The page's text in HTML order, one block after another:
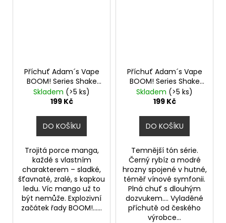
Příchuť Adam´s Vape
BOOM! Series Shake
and Vape 5ml Tripple
Mango
Skladem (>5 ks)
199 Kč
DO KOŠÍKU
Trojitá porce manga,
každé s vlastním
charakterem – sladké,
šťavnaté, zralé, s kapkou
ledu. Víc mango už to
být nemůže. Explozivní
začátek řady BOOM!......
Příchuť Adam´s Vape
BOOM! Series Shake
and Vape 5ml Dark
Currant
Skladem (>5 ks)
199 Kč
DO KOŠÍKU
Temnější tón série.
Černý rybíz a modré
hrozny spojené v hutné,
téměř vínové symfonii.
Plná chuť s dlouhým
dozvukem.... Vyladěné
příchutě od českého
výrobce...